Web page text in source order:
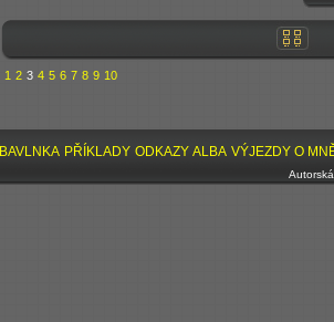
1 2 3 4 5 6 7 8 9 10
BAVLNKA PŘÍKLADY ODKAZY ALBA VÝJEZDY O